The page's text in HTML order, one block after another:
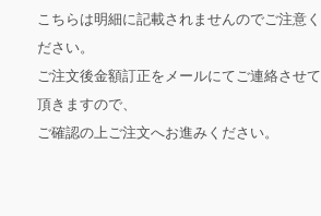
こちらは明細に記載されませんのでご注意く
ださい。
ご注文後金額訂正をメールにてご連絡させて
頂きますので、
ご確認の上ご注文へお進みください。